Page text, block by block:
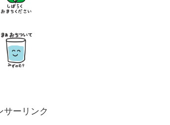
サーリンク